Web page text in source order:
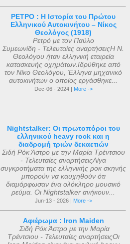
ΡΕΤΡΟ : Η Ιστορία του Πρώτου
Ελληνικού Αυτοκινήτου – Νίκος
Θεολόγος (1918)
Ρετρό με τον Παύλο
Συμεωνίδη - Τελευταίες αναρτήσειςΗ Ν.
Θεολόγου ήταν ελληνική εταιρεία
κατασκευής οχημάτων.Ιδρύθηκε από
τον Νίκο Θεολόγου, Έλληνα μηχανικό
αυτοκινήτων ο οποίος εργάσθηκε...
Dec-06 - 2024 | More ->
Nightstalker: Οι πρωτοπόροι του
ελληνικού heavy rock και η
διαδρομή τριών δεκαετιών
Σιδή Ρόκ Άστρο με την Μαρία Τρέντσιου
- Τελευταίες αναρτήσειςΛίγα
συγκροτήματα της ελληνικής ροκ σκηνής
μπορούν να καυχηθούν ότι
διαμόρφωσαν ένα ολόκληρο μουσικό
ρεύμα. Οι Nightstalker ανήκουν...
Jun-13 - 2026 | More ->
Αφιέρωμα : Iron Maiden
Σιδή Ρόκ Άστρο με την Μαρία
Τρέντσιου - Τελευταίες αναρτήσειςΟι